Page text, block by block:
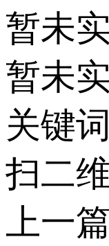
暂未
暂未
关键词
扫二
上一篇